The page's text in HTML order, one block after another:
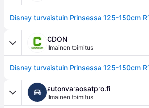
CDON
Ilmainen toimitus
autonvaraosatpro.fi
Ilmainen toimitus